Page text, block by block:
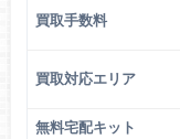
買取手数料
買取対応エリア
無料宅配キット